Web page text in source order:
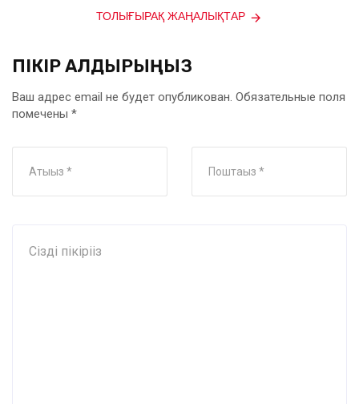
ТОЛЫҒЫРАҚ ЖАҢАЛЫҚТАР
ПІКІР ҚАЛДЫРЫҢЫЗ
Ваш адрес email не будет опубликован. Обязательные поля
помечены *